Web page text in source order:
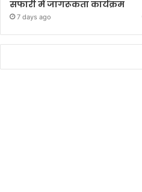
सफारी में जागरूकता कार्यक्रम
7 days ago